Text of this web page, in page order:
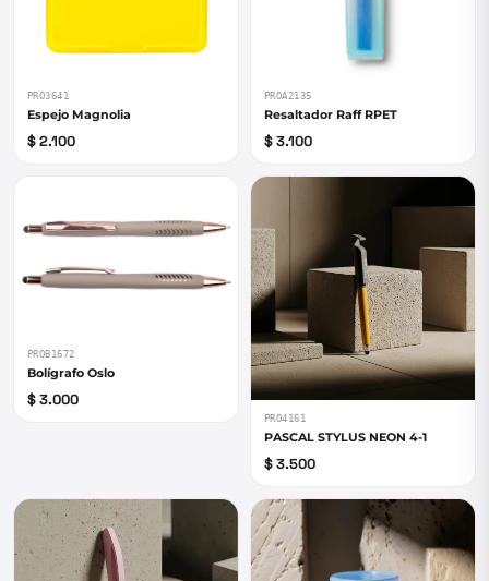
PRO3641
Espejo Magnolia
$ 2.100
PROA2135
Resaltador Raff RPET
$ 3.100
PROB1672
Bolígrafo Oslo
$ 3.000
PRO4161
PASCAL STYLUS NEON 4-1
$ 3.500